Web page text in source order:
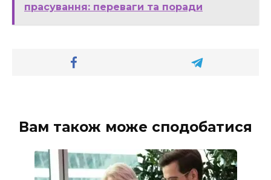
прасування: переваги та поради
Вам також може сподобатися